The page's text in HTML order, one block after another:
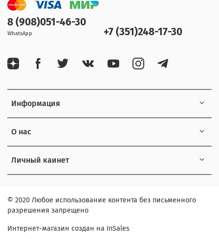
Информация
О нас
Личный каинет
8 (908)051-46-30
WhatsApp +7 (351)248-17-30
© 2020 Любое использование контента без письменного
разрешения запрещено
Интернет-магазин создан на InSales